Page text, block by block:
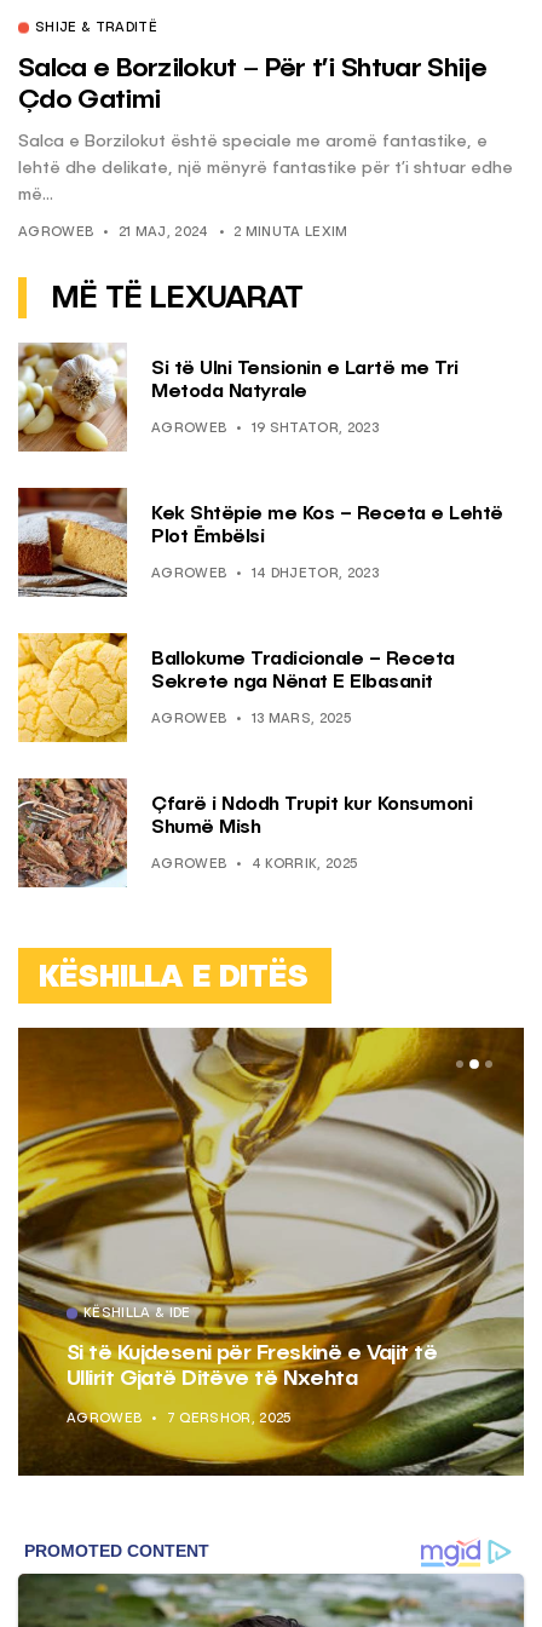
SHIJE & TRADITË
Salca e Borzilokut – Për t’i Shtuar Shije
Çdo Gatimi
Salca e Borzilokut është speciale me aromë fantastike, e
lehtë dhe delikate, një mënyrë fantastike për t’i shtuar edhe
më...
AGROWEB 21 MAJ, 2024 2 MINUTA LEXIM
MË TË LEXUARAT
Si të Ulni Tensionin e Lartë me Tri
Metoda Natyrale
AGROWEB 19 SHTATOR, 2023
Kek Shtëpie me Kos – Receta e Lehtë
Plot Ëmbëlsi
AGROWEB 14 DHJETOR, 2023
Ballokume Tradicionale – Receta
Sekrete nga Nënat E Elbasanit
AGROWEB 13 MARS, 2025
Çfarë i Ndodh Trupit kur Konsumoni
Shumë Mish
AGROWEB 4 KORRIK, 2025
KËSHILLA E DITËS
KËSHILLA & IDE
Si të Kujdeseni për Freskinë e Vajit të
Ullirit Gjatë Ditëve të Nxehta
AGROWEB 7 QERSHOR, 2025